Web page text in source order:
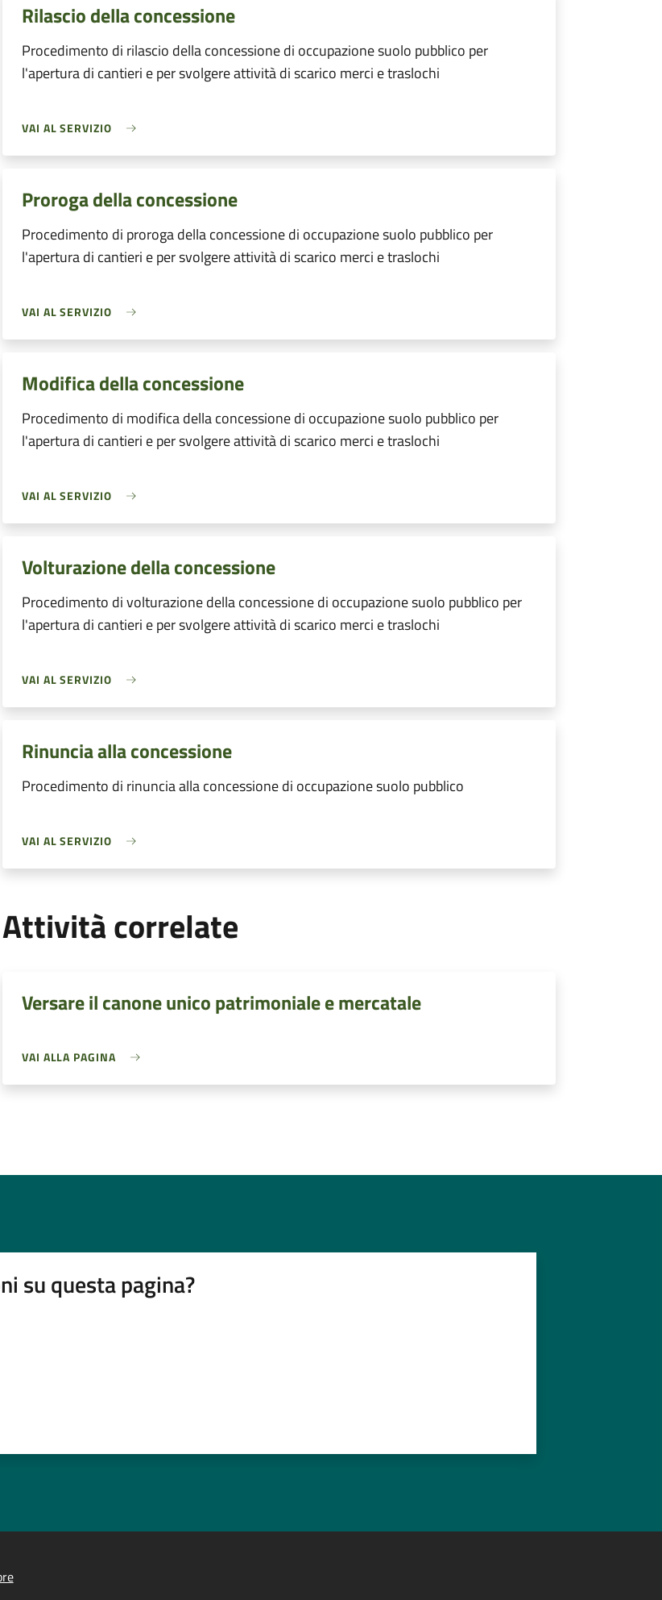
Rilascio della concessione
Procedimento di rilascio della concessione di occupazione suolo pubblico per
l'apertura di cantieri e per svolgere attività di scarico merci e traslochi
VAI AL SERVIZIO
Proroga della concessione
Procedimento di proroga della concessione di occupazione suolo pubblico per
l'apertura di cantieri e per svolgere attività di scarico merci e traslochi
VAI AL SERVIZIO
Modifica della concessione
Procedimento di modifica della concessione di occupazione suolo pubblico per
l'apertura di cantieri e per svolgere attività di scarico merci e traslochi
VAI AL SERVIZIO
Volturazione della concessione
Procedimento di volturazione della concessione di occupazione suolo pubblico per
l'apertura di cantieri e per svolgere attività di scarico merci e traslochi
VAI AL SERVIZIO
Rinuncia alla concessione
Procedimento di rinuncia alla concessione di occupazione suolo pubblico
VAI AL SERVIZIO
Attività correlate
Versare il canone unico patrimoniale e mercatale
VAI ALLA PAGINA
su questa pagina?